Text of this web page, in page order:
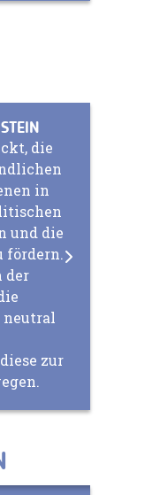
die
in
und die
fördern.
der
neutral
zur